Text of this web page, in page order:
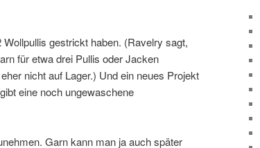
gestrickt haben. (Ravelry sagt,
für etwa drei Pullis oder Jacken
nicht auf Lager.) Und ein neues Projekt
eine noch ungewaschene
Garn kann man ja auch später